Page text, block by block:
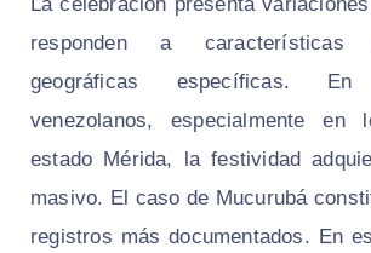
responden a
geográficas específicas.
venezolanos, especialmente en
estado Mérida, la festividad
masivo. El caso de Mucurubá
registros más documentados. En